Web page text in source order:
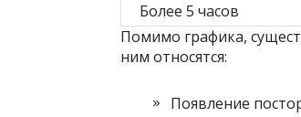
Более 5 часов
Помимо графика,
ним относятся:
Появление